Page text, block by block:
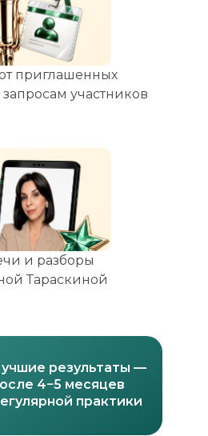
результаты —
4−5 месяцев
практики
приглашенных
участников
и разборы
Тараскиной